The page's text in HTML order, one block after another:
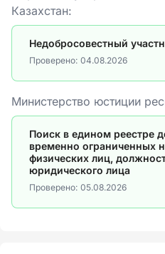
Казахстан:
Недобросовестный
Проверено: 04.08.2026
Министерство юстиции
Поиск в едином реестре
временно ограниченных
физических лиц,
юридического лица
Проверено: 05.08.2026